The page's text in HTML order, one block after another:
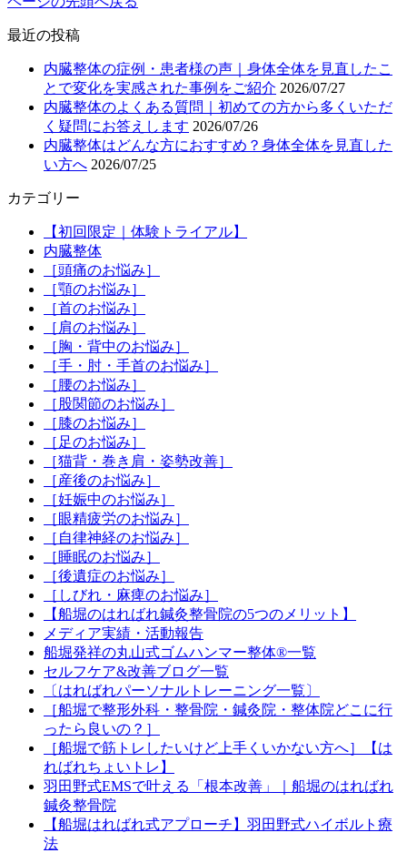
最近の投稿
内臓整体の症例・患者様の声｜身体全体を見直したこ
とで変化を実感された事例をご紹介 2026/07/27
内臓整体のよくある質問｜初めての方から多くいただ
く疑問にお答えします 2026/07/26
内臓整体はどんな方におすすめ？身体全体を見直した
い方へ 2026/07/25
カテゴリー
【初回限定｜体験トライアル】
内臓整体
［頭痛のお悩み］
［顎のお悩み］
［首のお悩み］
［肩のお悩み］
［胸・背中のお悩み］
［手・肘・手首のお悩み］
［腰のお悩み］
［股関節のお悩み］
［膝のお悩み］
［足のお悩み］
［猫背・巻き肩・姿勢改善］
［産後のお悩み］
［妊娠中のお悩み］
［眼精疲労のお悩み］
［自律神経のお悩み］
［睡眠のお悩み］
［後遺症のお悩み］
［しびれ・麻痺のお悩み］
【船堀のはればれ鍼灸整骨院の5つのメリット】
メディア実績・活動報告
船堀発祥の丸山式ゴムハンマー整体®︎一覧
セルフケア&改善ブログ一覧
〔はればれパーソナルトレーニング一覧〕
［船堀で整形外科・整骨院・鍼灸院・整体院どこに行
ったら良いの？］
［船堀で筋トレしたいけど上手くいかない方へ］【は
ればれちょいトレ】
羽田野式EMSで叶える「根本改善」｜船堀のはればれ
鍼灸整骨院
【船堀はればれ式アプローチ】羽田野式ハイボルト療
法